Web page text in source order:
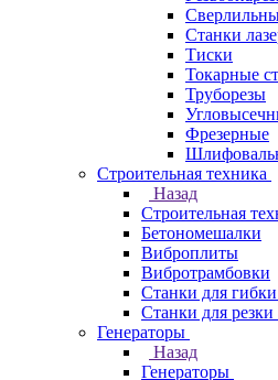
Станки
Тиски
Токарные
Труборезы
Фрезерные
Строительная техника
Назад
Строительная
Бетономешалки
Виброплиты
Вибротрамбовки
Станки для
Станки для
Генераторы
Назад
Генераторы